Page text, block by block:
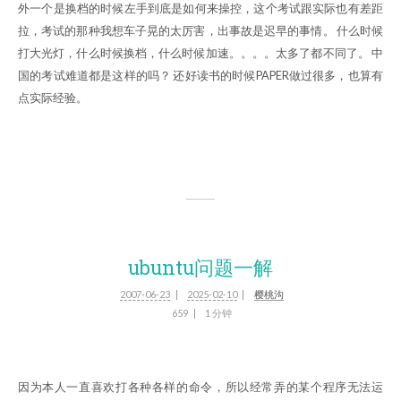
外一个是换档的时候左手到底是如何来操控，这个考试跟实际也有差距
拉，考试的那种我想车子晃的太厉害，出事故是迟早的事情。 什么时候
打大光灯，什么时候换档，什么时候加速。。。。太多了都不同了。 中
国的考试难道都是这样的吗？ 还好读书的时候PAPER做过很多，也算有
点实际经验。
ubuntu问题一解
2007-06-23 2025-02-10
樱桃沟
659
1 分钟
因为本人一直喜欢打各种各样的命令，所以经常弄的某个程序无法运